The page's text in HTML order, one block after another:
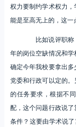
权力要制约学术权力
能是至高无上的，这一
比如说评职称
年的岗位空缺情况和
确定今年我校要拿出
党委和行政可以定的
的任务要求，根据不
配，这个问题行政说
条件？这要由学术说